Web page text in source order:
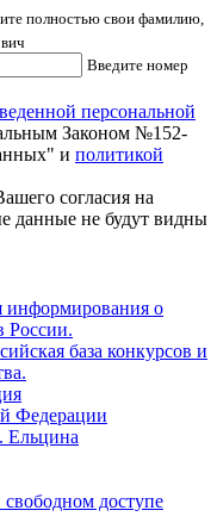
полностью свои фамилию,
Введите номер
персональной
Законом №152-
и политикой
согласия на
данные не будут видны